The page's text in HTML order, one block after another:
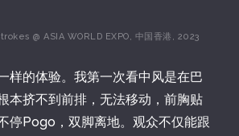
@ ASIA WORLD EXPO, 中国香港, 2023
样的体验。我第一次看中风是在巴
本挤不到前排，无法移动，前胸贴
停Pogo，双脚离地。观众不仅能跟